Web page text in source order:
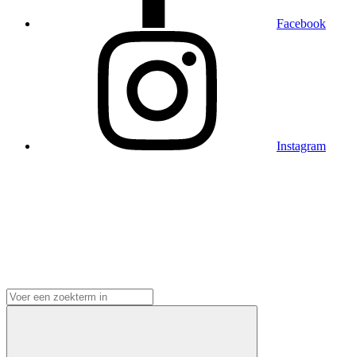
Facebook
Instagram